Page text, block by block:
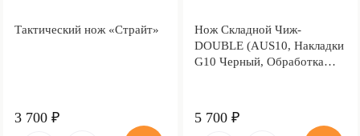
Тактический нож «Страйт»
3 700 ₽
Нож Складной Чиж-
DOUBLE (AUS10, Накладки
G10 Черный, Обработка
5 700 ₽